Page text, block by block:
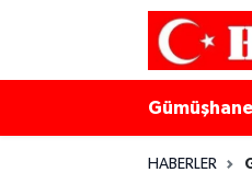
Gümüşhane
HABERLER
Merkez Hava Durumu
Merkez Trafik